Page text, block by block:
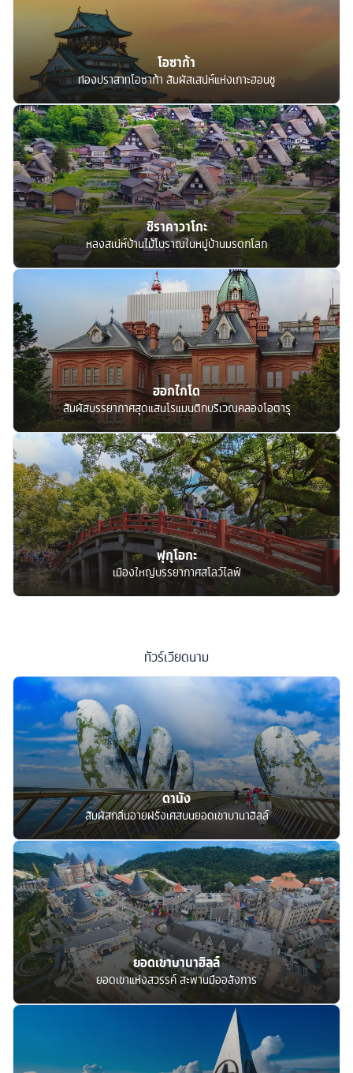
โอซาก้า
ท่องปราสาทโอซาก้า สัมผัสเสน่ห์แห่งเกาะฮอนชู
ชิราคาวาโกะ
หลงสเน่ห์บ้านไม้โบราณในหมู่บ้านมรดกโลก
ฮอกไกโด
สัมผัสบรรยากาศสุดแสนโรแมนติกบริเวณคลองโอตารุ
ฟุกุโอกะ
เมืองใหญ่บรรยากาศสโลว์ไลฟ์
ทัวร์เวียดนาม
ดานัง
สัมผัสกลิ่นอายฝรั่งเศสบนยอดเขาบานาฮิลล์
ยอดเขาบานาฮิลล์
ยอดเขาแห่งสวรรค์ สะพานมืออลังการ